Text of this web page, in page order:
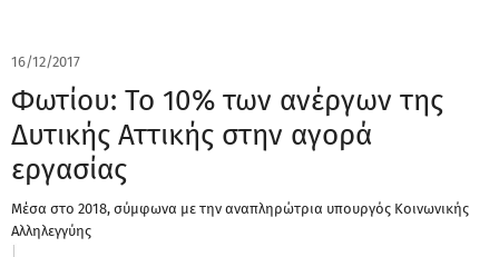
16/12/2017
Φωτίου: Το 10% των ανέργων της
Δυτικής Αττικής στην αγορά
εργασίας
Μέσα στο 2018, σύμφωνα με την αναπληρώτρια υπουργός Κοινωνικής
Αλληλεγγύης